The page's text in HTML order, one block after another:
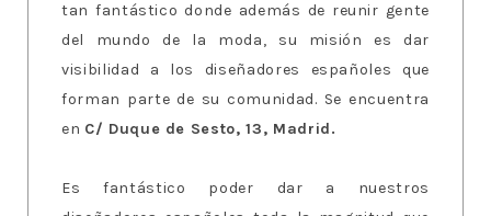
tan fantástico donde además de reunir gente
del mundo de la moda, su misión es dar
visibilidad a los diseñadores españoles que
forman parte de su comunidad. Se encuentra
en C/ Duque de Sesto, 13, Madrid.
Es fantástico poder dar a nuestros